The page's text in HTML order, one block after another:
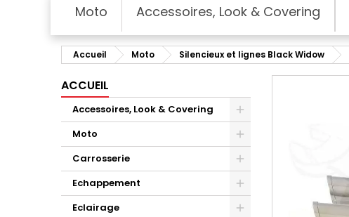
Moto Accessoires, Look & Covering
Accueil Moto Silencieux et lignes Black Widow
ACCUEIL
Accessoires, Look & Covering
Moto
Carrosserie
Echappement
Eclairage